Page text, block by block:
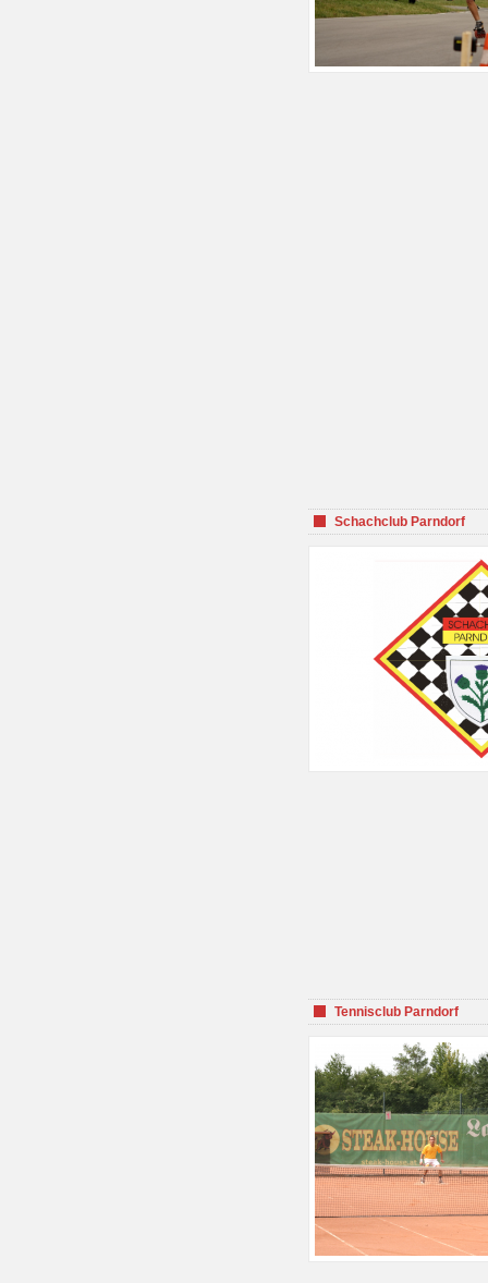
Schachclub Parndorf
Tennisclub Parndorf